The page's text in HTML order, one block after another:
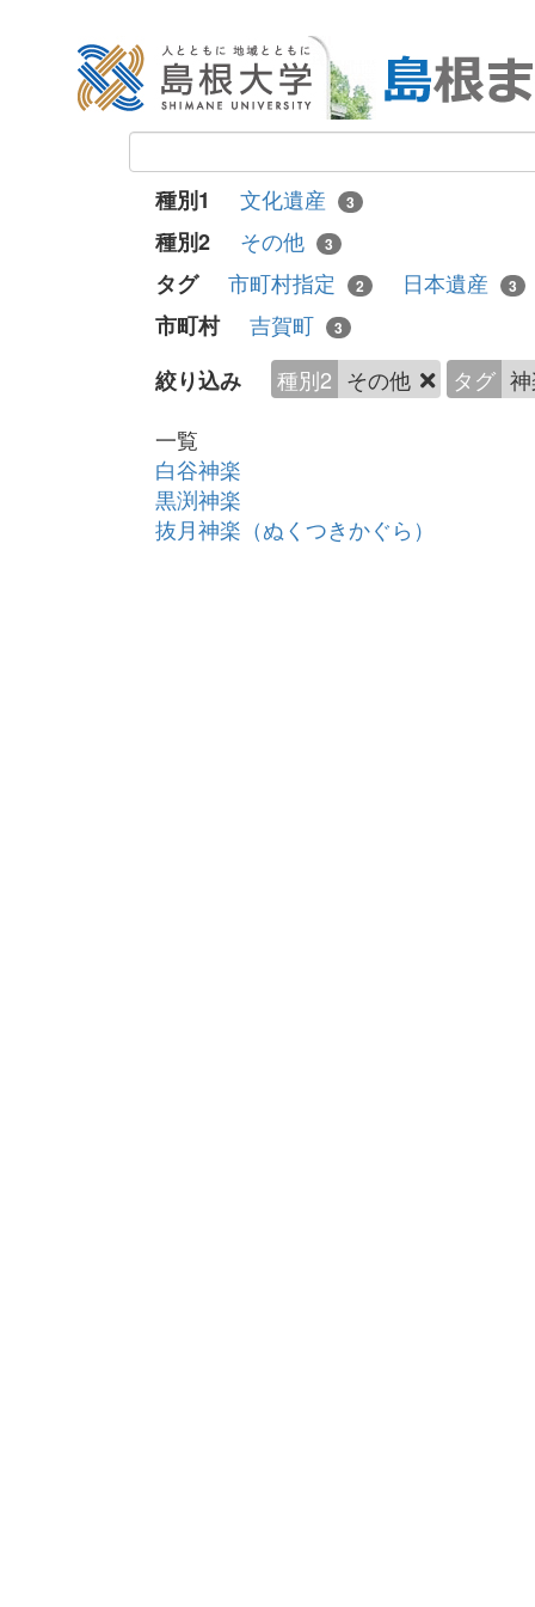
種別1 文化遺産 3
種別2 その他 3
タグ 市町村指定 2 日本遺産 3
市町村 吉賀町 3
絞り込み 種別2 その他 タグ
一覧
白谷神楽
黒渕神楽
抜月神楽（ぬくつきかぐら）